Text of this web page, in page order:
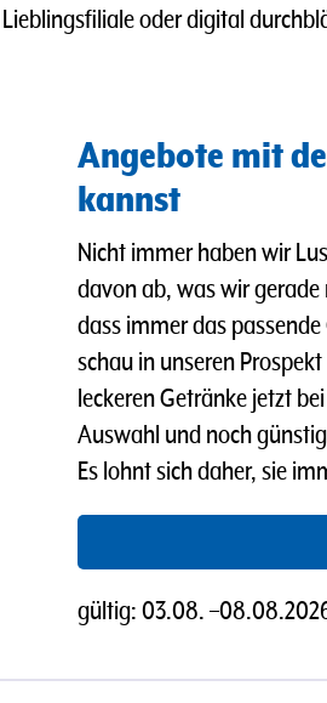
oder digital
Angebote mit
kannst
Nicht immer haben wir
davon ab, was wir
dass immer das
schau in unseren
leckeren Getränke jetzt
Auswahl und noch
Es lohnt sich daher, sie
gültig: 03.08. –